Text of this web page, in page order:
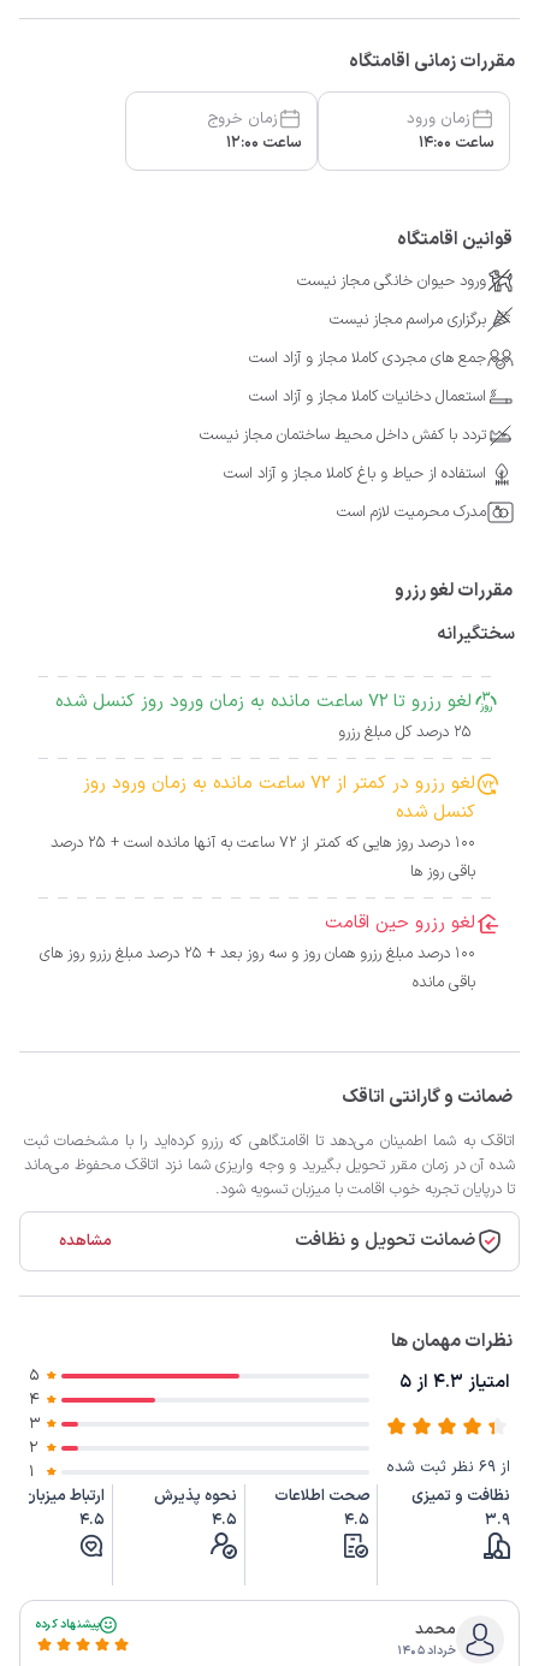
مقررات زمانی اقامتگاه
زمان ورود
ساعت 14:00
زمان خروج
ساعت 12:00
قوانین اقامتگاه
ورود حیوان خانگی مجاز نیست
برگزاری مراسم مجاز نیست
جمع های مجردی کاملا مجاز و آزاد است
استعمال دخانیات کاملا مجاز و آزاد است
تردد با کفش داخل محیط ساختمان مجاز نیست
استفاده از حیاط و باغ کاملا مجاز و آزاد است
مدرک محرمیت لازم است
مقررات لغو رزرو
سختگیرانه
لغو رزرو تا 72 ساعت مانده به زمان ورود روز کنسل شده
25 درصد کل مبلغ رزرو
لغو رزرو در کمتر از 72 ساعت مانده به زمان ورود روز
کنسل شده
100 درصد روز هایی که کمتر از 72 ساعت به آنها مانده است + 25 درصد
باقی روز ها
لغو رزرو حین اقامت
100 درصد مبلغ رزرو همان روز و سه روز بعد + 25 درصد مبلغ رزرو روز های
باقی مانده
ضمانت و گارانتی اتاقک
اتاقک به شما اطمینان می‌دهد تا اقامتگاهی که رزرو کرده‌اید را با مشخصات ثبت
شده آن در زمان مقرر تحویل بگیرید و وجه واریزی شما نزد اتاقک محفوظ می‌ماند
تا درپایان تجربه خوب اقامت با میزبان تسویه شود.
ضمانت تحویل و نظافت مشاهده
نظرات مهمان ها
امتیاز 4.3 از 5
از 69 نظر ثبت شده
5
4
3
2
1
نظافت و تمیزی
3.9
صحت اطلاعات
4.5
نحوه پذیرش
4.5
ارتباط میزبان
4.5
محمد
خرداد ۱۴۰۵
پیشنهاد کرده